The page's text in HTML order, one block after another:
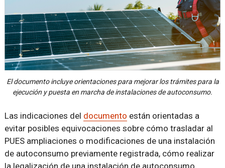
El documento incluye orientaciones para mejorar los trámites para la
ejecución y puesta en marcha de instalaciones de autoconsumo.
Las indicaciones del documento están orientadas a
evitar posibles equivocaciones sobre cómo trasladar al
PUES ampliaciones o modificaciones de una instalación
de autoconsumo previamente registrada, cómo realizar